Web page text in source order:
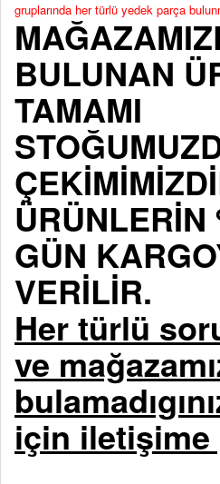
gruplarında her türlü yedek parça
BULUNAN
TAMAMI
ÜRÜNLERİN
GÜN
VERİLİR.
Her türlü
ve
için iletişime